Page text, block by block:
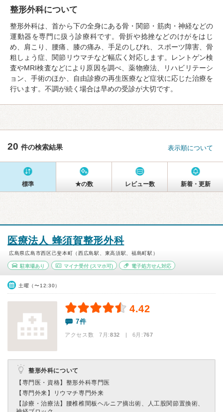
整形外科について
整形外科は、首から下の全身にある骨・関節・筋肉・神経などの
運動器を専門に扱う診療科です。骨折や捻挫などのけがをはじ
め、肩こり、腰痛、膝の痛み、手足のしびれ、スポーツ障害、骨
粗しょう症、関節リウマチなど幅広く対応します。レントゲン検
査やMRI検査などにより原因を調べ、薬物療法、リハビリテーシ
ョン、手術のほか、自由診療の再生医療など症状に応じた治療を
行います。不調が続く場合は早めの受診が大切です。
20 件の検索結果 表示順について
標準 ★の数 レビュー数 新着・更新
医療法人 蜂須賀整形外科
広島県広島市西区己斐本町（西広島駅、東高須駅、福島町駅）
駐車場あり マイナ受付(スマホ可) 電子処方せん対応
土曜（〜12:30）
4.42
7件
アクセス数 7月:832 | 6月:767
整形外科について
【専門医・資格】 整形外科専門医
【専門外来】
リウマチ専門外来
【診療・治療法】
腰椎椎間板ヘルニア摘出術、人工股関節置換術、